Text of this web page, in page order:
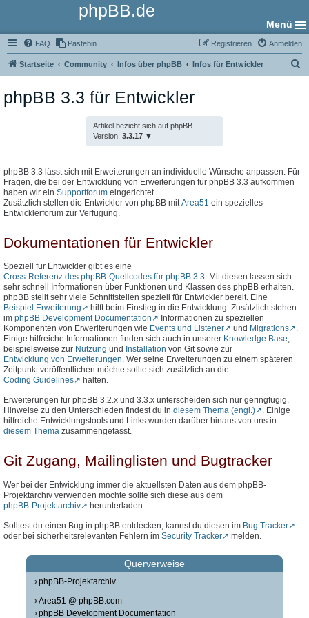
phpBB.de
Menü
FAQ Pastebin Anmelden
Registrieren
Startseite Community Infos über phpBB Infos für Entwickler
phpBB 3.3 für Entwickler
Artikel bezieht sich auf phpBB-
Version: 3.3.17
phpBB 3.3 lässt sich mit Erweiterungen an individuelle Wünsche anpassen. Für
Fragen, die bei der Entwicklung von Erweiterungen für phpBB 3.3 aufkommen
haben wir ein Supportforum eingerichtet.
Zusätzlich stellen die Entwickler von phpBB mit Area51 ein spezielles
Entwicklerforum zur Verfügung.
Dokumentationen für Entwickler
Speziell für Entwickler gibt es eine
Cross-Referenz des phpBB-Quellcodes für phpBB 3.3. Mit diesen lassen sich
sehr schnell Informationen über Funktionen und Klassen des phpBB erhalten.
phpBB stellt sehr viele Schnittstellen speziell für Entwickler bereit. Eine
Beispiel Erweiterung
hilft beim Einstieg in die Entwicklung. Zusätzlich stehen
im phpBB Development Documentation
Informationen zu speziellen
Komponenten von Erweriterungen wie Events und Listener und Migrations
.
Einige hilfreiche Informationen finden sich auch in unserer Knowledge Base,
beispielsweise zur Nutzung und Installation von Git sowie zur
Entwicklung von Erweiterungen. Wer seine Erweiterungen zu einem späteren
Zeitpunkt veröffentlichen möchte sollte sich zusätzlich an die
Coding Guidelines
halten.
Erweiterungen für phpBB 3.2.x und 3.3.x unterscheiden sich nur geringfügig.
Hinweise zu den Unterschieden findest du in diesem Thema (engl.)
. Einige
hilfreiche Entwicklungstools und Links wurden darüber hinaus von uns in
diesem Thema zusammengefasst.
Git Zugang, Mailinglisten und Bugtracker
Wer bei der Entwicklung immer die aktuellsten Daten aus dem phpBB-
Projektarchiv verwenden möchte sollte sich diese aus dem
phpBB-Projektarchiv
herunterladen.
Solltest du einen Bug in phpBB entdecken, kannst du diesen im Bug Tracker
oder bei sicherheitsrelevanten Fehlern im Security Tracker melden.
Querverweise
phpBB-Projektarchiv
Area51 @ phpBB.com
phpBB Development Documentation